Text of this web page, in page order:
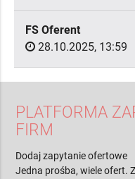
FS Oferent
28.10.2025, 13:59
PLATFORMA
FIRM
Dodaj zapytanie ofertowe
Jedna prośba, wiele ofert.